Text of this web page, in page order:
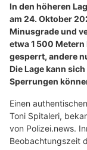
In den höheren
am 24. Oktober
Minusgrade und
etwa 1 500
gesperrt, andere
Die Lage kann
Sperrungen
Einen
Toni Spitaleri,
von Polizei.news.
Beobachtungszeit